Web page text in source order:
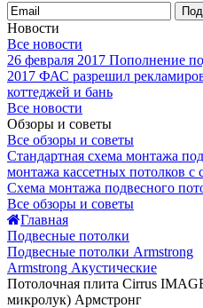
Новости
Все новости
26 февраля 2017 Пополнение
2017 ФАС разрешил
коттеджей и бань
Все новости
Обзоры и советы
Все обзоры и советы
Стандартная схема монтажа
монтажа кассетных потолков с
Схема монтажа подвесного
Все обзоры и советы
Главная
Подвесные потолки
Подвесные потолки Armstrong
Armstrong Акустические
Потолочная плита Cirrus
микролук) Армстронг